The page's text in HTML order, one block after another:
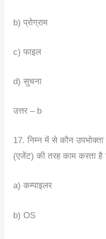
b) प्रोग्राम
c) फाइल
d) सुचना
उत्तर – b
17. निम्न में से कौन
(एजेंट) की तरह काम करता है
a) कम्पाइलर
b) OS